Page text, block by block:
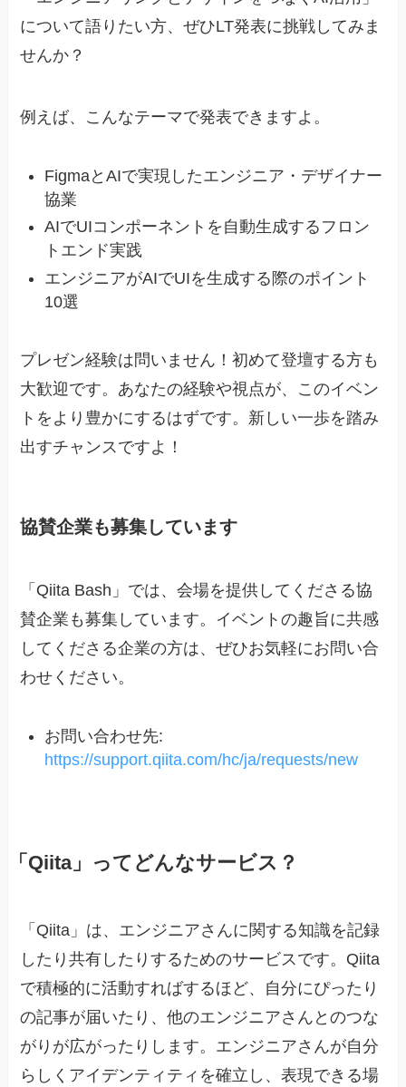
について語りたい方、ぜひLT発表に挑戦してみま
せんか？
例えば、こんなテーマで発表できますよ。
FigmaとAIで実現したエンジニア・デザイナー
協業
AIでUIコンポーネントを自動生成するフロン
トエンド実践
エンジニアがAIでUIを生成する際のポイント
10選
プレゼン経験は問いません！初めて登壇する方も
大歓迎です。あなたの経験や視点が、このイベン
トをより豊かにするはずです。新しい一歩を踏み
出すチャンスですよ！
協賛企業も募集しています
「Qiita Bash」では、会場を提供してくださる協
賛企業も募集しています。イベントの趣旨に共感
してくださる企業の方は、ぜひお気軽にお問い合
わせください。
お問い合わせ先:
https://support.qiita.com/hc/ja/requests/new
「Qiita」ってどんなサービス？
「Qiita」は、エンジニアさんに関する知識を記録
したり共有したりするためのサービスです。Qiita
で積極的に活動すればするほど、自分にぴったり
の記事が届いたり、他のエンジニアさんとのつな
がりが広がったりします。エンジニアさんが自分
らしくアイデンティティを確立し、表現できる場